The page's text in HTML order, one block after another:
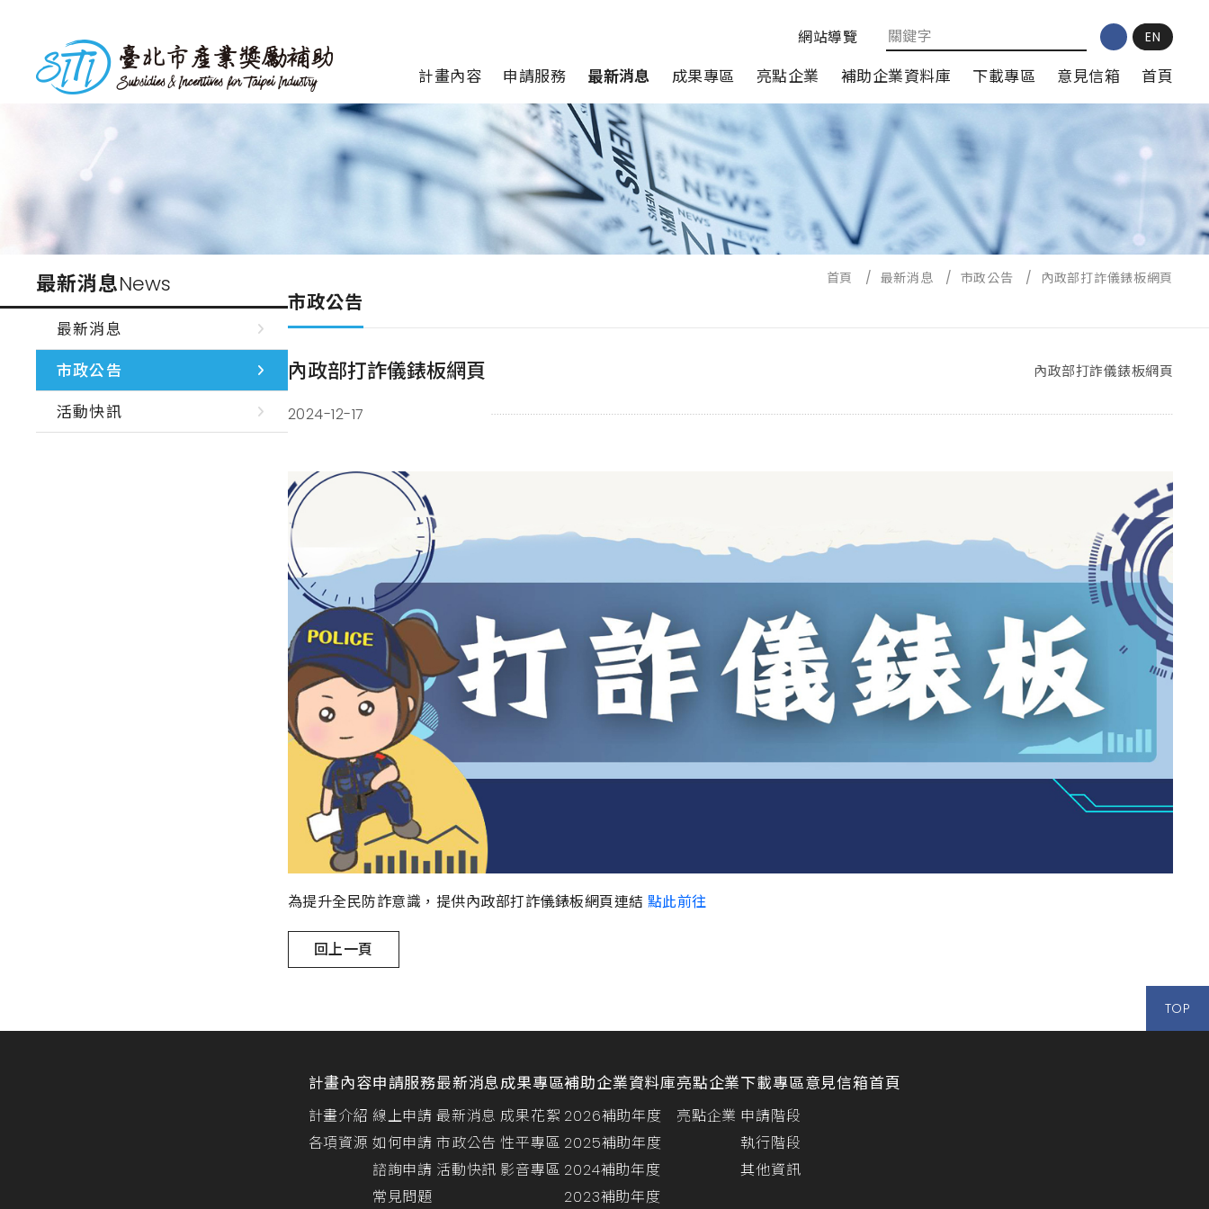
台北市產業獎勵補助
網站導覽 EN
計畫內容 申請服務 最新消息 成果專區 亮點企業 補助企業資料庫 下載專區 意見信箱 首頁
最新消息News
最新消息
市政公告
活動快訊
首頁 / 最新消息 / 市政公告 / 內政部打詐儀錶板網頁
市政公告
內政部打詐儀錶板網頁 內政部打詐儀錶板網頁
2024-12-17
為提升全民防詐意識，提供內政部打詐儀錶板網頁連結 點此前往
回上一頁
TOP
計畫內容
計畫介紹
各項資源
申請服務
線上申請
如何申請
諮詢申請
常見問題
最新消息
最新消息
市政公告
活動快訊
成果專區
成果花絮
性平專區
影音專區
補助企業資料庫
2026補助年度
2025補助年度
2024補助年度
2023補助年度
亮點企業
亮點企業
下載專區
申請階段
執行階段
其他資訊
意見信箱首頁